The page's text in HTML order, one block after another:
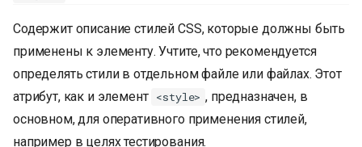
Содержит описание стилей CSS, которые должны быть
применены к элементу. Учтите, что рекомендуется
определять стили в отдельном файле или файлах. Этот
атрибут, как и элемент <style> , предназначен, в
основном, для оперативного применения стилей,
например в целях тестирования.